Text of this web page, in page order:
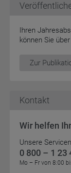
Ihren
können Sie
zur
Kontakt
Wir helfen
Unsere
0 800 – 1 23
Mo – Fr von 8:00